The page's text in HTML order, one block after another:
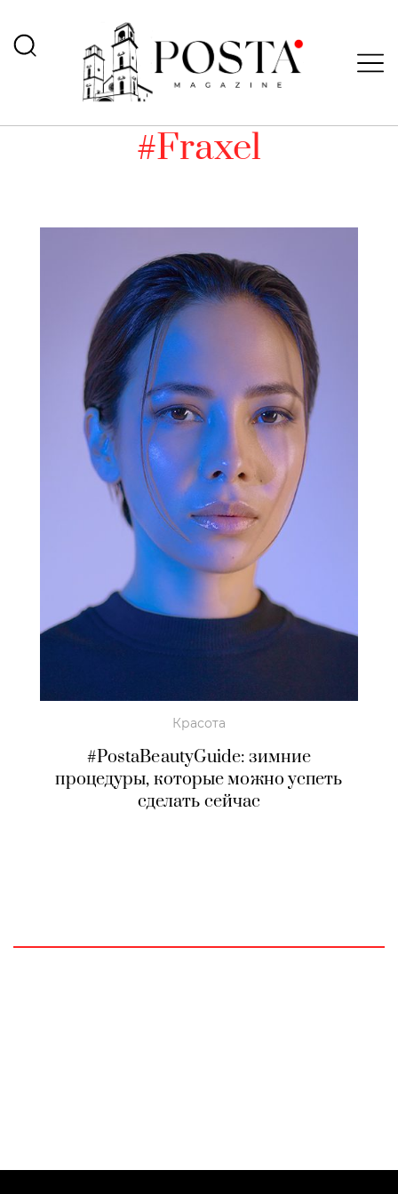
#Fraxel
Красота
#PostaBeautyGuide: зимние
процедуры, которые можно успеть
сделать сейчас